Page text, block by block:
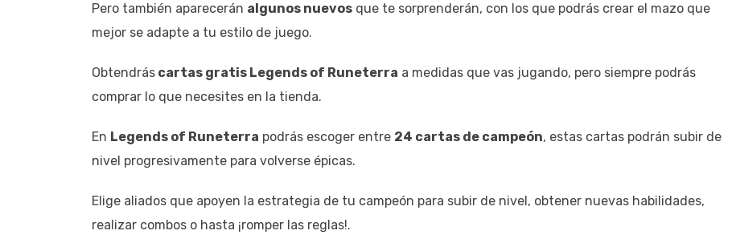
Pero también aparecerán algunos nuevos que te sorprenderán, con los que podrás crear el mazo que
mejor se adapte a tu estilo de juego.
Obtendrás cartas gratis Legends of Runeterra a medidas que vas jugando, pero siempre podrás
comprar lo que necesites en la tienda.
En Legends of Runeterra podrás escoger entre 24 cartas de campeón, estas cartas podrán subir de
nivel progresivamente para volverse épicas.
Elige aliados que apoyen la estrategia de tu campeón para subir de nivel, obtener nuevas habilidades,
realizar combos o hasta ¡romper las reglas!.